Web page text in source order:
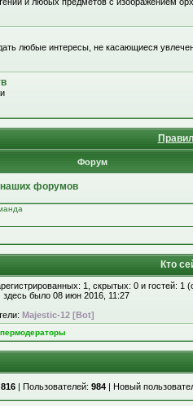
любые интересы, не касающиеся
Форум
наших форумов
Кто
1, скрытых: 0 и гостей:
здесь было 08 июн 2016, 11:27
Majestic-12 [Bot]
816 | Пользователей: 984 | Новый